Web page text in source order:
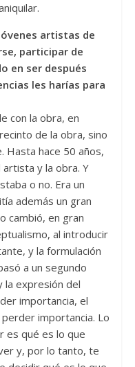
artistas de
participar de
en ser después
les harías para
con la obra, en
de la obra, sino
Hasta hace 50 años,
y la obra. Y
o no. Era un
además un gran
cambió, en gran
al introducir
y la formulación
a un segundo
la expresión del
importancia, el
importancia. Lo
es qué es lo que
y, por lo tanto, te